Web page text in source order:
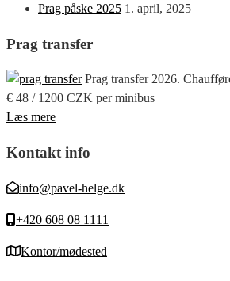
Prag påske 2025 1. april, 2025
Prag transfer
Prag transfer 2026.
€ 48 / 1200 CZK per minibus
Læs mere
Kontakt info
info@pavel-helge.dk
+420 608 08 1111
Kontor/mødested